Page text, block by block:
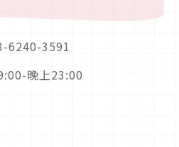
6240-3591
晚上23:00